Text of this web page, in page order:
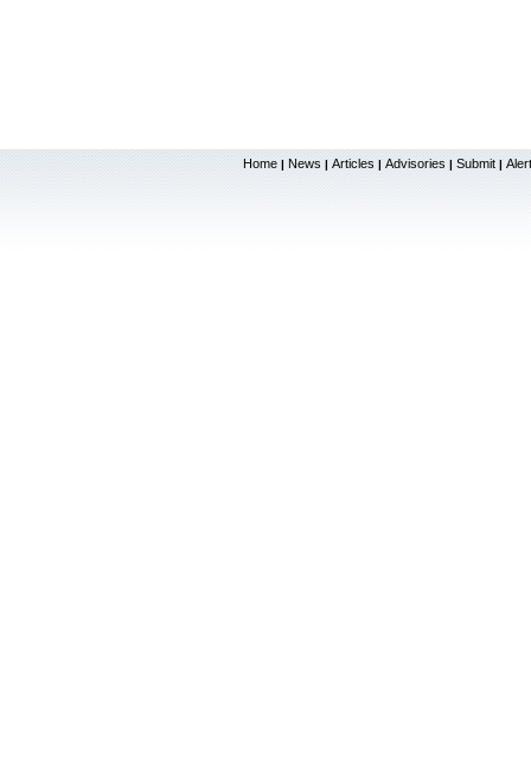
Home | News | Articles | Advisories | Submit |